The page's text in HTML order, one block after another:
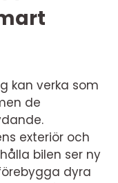
kan verka som
de
exteriör och
bilen ser ny
dyra